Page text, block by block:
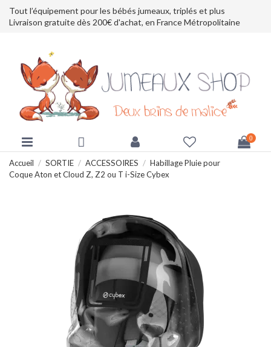
Tout l’équipement pour les bébés jumeaux, triplés et plus
Livraison gratuite dès 200€ d'achat, en France Métropolitaine
0
Accueil SORTIE ACCESSOIRES
Habillage Pluie pour
Coque Aton et Cloud Z, Z2 ou T i-Size Cybex